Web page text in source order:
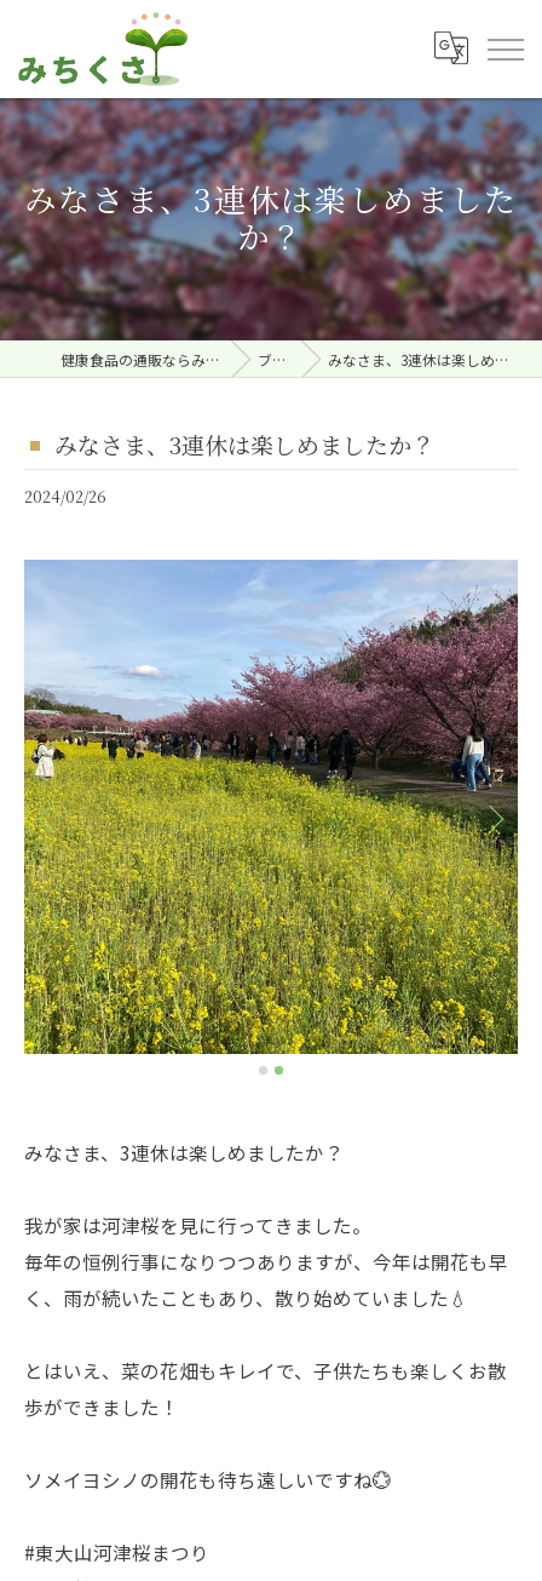
みなさま、3連休は楽しめました
か？
健康食品の通販ならみちくさ。 ブログ みなさま、3連休は楽しめましたか？
みなさま、3連休は楽しめましたか？
2024/02/26
みなさま、3連休は楽しめましたか？
我が家は河津桜を見に行ってきました。
毎年の恒例行事になりつつありますが、今年は開花も早
く、雨が続いたこともあり、散り始めていました💧
とはいえ、菜の花畑もキレイで、子供たちも楽しくお散
歩ができました！
ソメイヨシノの開花も待ち遠しいですね💮
#東大山河津桜まつり